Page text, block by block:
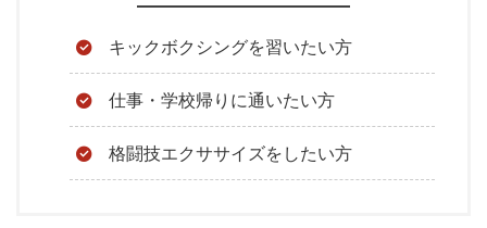
キックボクシングを習いたい方
仕事・学校帰りに通いたい方
格闘技エクササイズをしたい方